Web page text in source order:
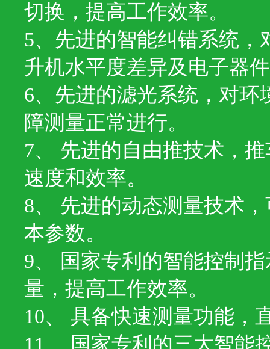
切换，提高工作效率。
5、先进的智能纠错系统
升机水平度差异及电子器
6、先进的滤光系统，对
障测量正常进行。
7、 先进的自由推技术，
速度和效率。
8、 先进的动态测量技术
本参数。
9、 国家专利的智能控制
量，提高工作效率。
10、 具备快速测量功能，
11、 国家专利的三大智能